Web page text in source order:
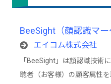
BeeSight（顔認識マー
エイコム株式会社
「BeeSight」は顔認識技術
聴者（お客様）の顧客属性